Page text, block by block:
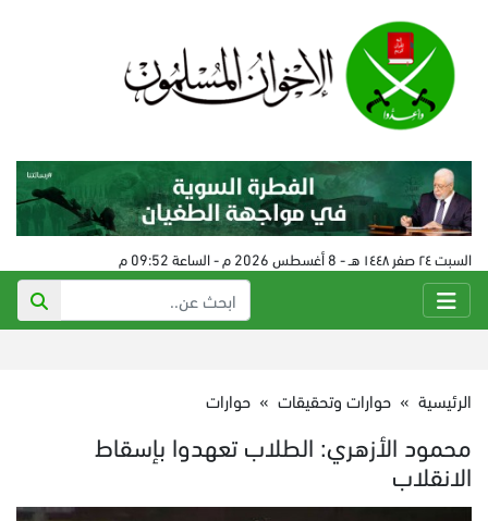
السبت ٢٤ صفر ١٤٤٨ هـ - 8 أغسطس 2026 م - الساعة 09:52 م
الرئيسية » حوارات وتحقيقات » حوارات
محمود الأزهري: الطلاب تعهدوا بإسقاط
الانقلاب